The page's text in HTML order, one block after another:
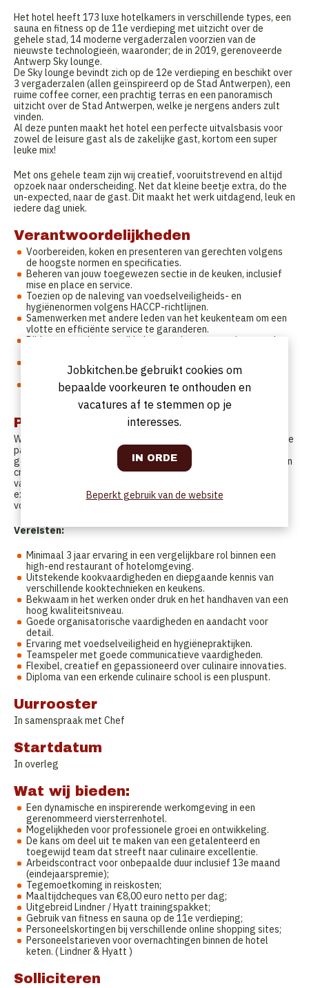
Het hotel heeft 173 luxe hotelkamers in verschillende types, een
sauna en fitness op de 11e verdieping met uitzicht over de
gehele stad, 14 moderne vergaderzalen voorzien van de
nieuwste technologieën, waaronder; de in 2019, gerenoveerde
Antwerp Sky lounge.
De Sky lounge bevindt zich op de 12e verdieping en beschikt over
3 vergaderzalen (allen geïnspireerd op de Stad Antwerpen), een
ruime coffee corner, een prachtig terras en een panoramisch
uitzicht over de Stad Antwerpen, welke je nergens anders zult
vinden.
Al deze punten maakt het hotel een perfecte uitvalsbasis voor
zowel de leisure gast als de zakelijke gast, kortom een super
leuke mix!
Met ons gehele team zijn wij creatief, vooruitstrevend en altijd
opzoek naar onderscheiding. Net dat kleine beetje extra, do the
un-expected, naar de gast. Dit maakt het werk uitdagend, leuk en
iedere dag uniek.
Verantwoordelijkheden
Voorbereiden, koken en presenteren van gerechten volgens
de hoogste normen en specificaties.
Beheren van jouw toegewezen sectie in de keuken, inclusief
mise en place en service.
Toezien op de naleving van voedselveiligheids- en
hygiënenormen volgens HACCP-richtlijnen.
Samenwerken met andere leden van het keukenteam om een
vlotte en efficiënte service te garanderen.
Bijdragen aan het ontwikkelen van nieuwe menu-items en het
Ondersteunen bij voorraadbeheer en bestellen van
ingrediënten om de versheid en kwaliteit te garanderen.
Trainen en begeleiden van junior koks en stagiaires binnen
jouw sectie.
Profiel
Wij zijn op zoek naar een getalenteerde en gemotiveerde chef de
partie om ons culinaire team te versterken in ons
gerenommeerde viersterrenhotel. Als chef de partie speel je een
cruciale rol in het waarborgen van de consistentie en kwaliteit
van onze gerechten. Je werkt nauw samen met de sous-chef en
executive chef om uitzonderlijke culinaire ervaringen te creëren
voor onze gasten.
Vereisten:
Minimaal 3 jaar ervaring in een vergelijkbare rol binnen een
high-end restaurant of hotelomgeving.
Uitstekende kookvaardigheden en diepgaande kennis van
verschillende kooktechnieken en keukens.
Bekwaam in het werken onder druk en het handhaven van een
hoog kwaliteitsniveau.
Goede organisatorische vaardigheden en aandacht voor
detail.
Ervaring met voedselveiligheid en hygiënepraktijken.
Teamspeler met goede communicatieve vaardigheden.
Flexibel, creatief en gepassioneerd over culinaire innovaties.
Diploma van een erkende culinaire school is een pluspunt.
Uurrooster
In samenspraak met Chef
Startdatum
In overleg
Wat wij bieden:
Een dynamische en inspirerende werkomgeving in een
gerenommeerd viersterrenhotel.
Mogelijkheden voor professionele groei en ontwikkeling.
De kans om deel uit te maken van een getalenteerd en
toegewijd team dat streeft naar culinaire excellentie.
Arbeidscontract voor onbepaalde duur inclusief 13e maand
(eindejaarspremie);
Tegemoetkoming in reiskosten;
Maaltijdcheques van €8,00 euro netto per dag;
Uitgebreid Lindner / Hyatt trainingspakket;
Gebruik van fitness en sauna op de 11e verdieping;
Personeelskortingen bij verschillende online shopping sites;
Personeelstarieven voor overnachtingen binnen de hotel
keten. ( Lindner & Hyatt )
Solliciteren
Jobkitchen.be gebruikt cookies om
bepaalde voorkeuren te onthouden en
vacatures af te stemmen op je
interesses.
Beperkt gebruik van de website